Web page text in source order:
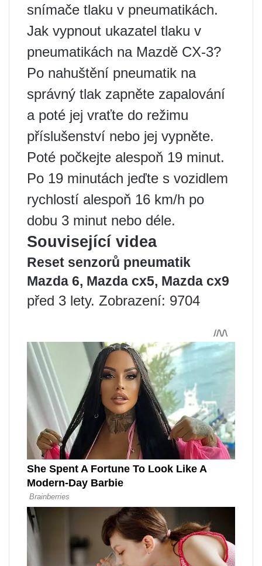
snímače tlaku v pneumatikách.
Jak vypnout ukazatel tlaku v
pneumatikách na Mazdě CX-3?
Po nahuštění pneumatik na
správný tlak zapněte zapalování
a poté jej vraťte do režimu
příslušenství nebo jej vypněte.
Poté počkejte alespoň 19 minut.
Po 19 minutách jeďte s vozidlem
rychlostí alespoň 16 km/h po
dobu 3 minut nebo déle.
Související videa
Reset senzorů pneumatik
Mazda 6, Mazda cx5, Mazda cx9
před 3 lety. Zobrazení: 9704